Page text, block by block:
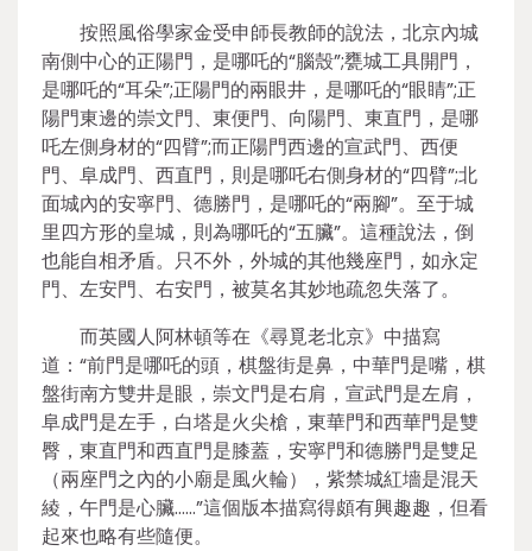
按照風俗學家金受申師長教師的說法，北京內城
南側中心的正陽門，是哪吒的“腦殼”;甕城工具開門，
是哪吒的“耳朵”;正陽門的兩眼井，是哪吒的“眼睛”;正
陽門東邊的崇文門、東便門、向陽門、東直門，是哪
吒左側身材的“四臂”;而正陽門西邊的宣武門、西便
門、阜成門、西直門，則是哪吒右側身材的“四臂”;北
面城內的安寧門、德勝門，是哪吒的“兩腳”。至于城
里四方形的皇城，則為哪吒的“五臟”。這種說法，倒
也能自相矛盾。只不外，外城的其他幾座門，如永定
門、左安門、右安門，被莫名其妙地疏忽失落了。
而英國人阿林頓等在《尋覓老北京》中描寫
道：“前門是哪吒的頭，棋盤街是鼻，中華門是嘴，棋
盤街南方雙井是眼，崇文門是右肩，宣武門是左肩，
阜成門是左手，白塔是火尖槍，東華門和西華門是雙
臀，東直門和西直門是膝蓋，安寧門和德勝門是雙足
（兩座門之內的小廟是風火輪），紫禁城紅墻是混天
綾，午門是心臟……”這個版本描寫得頗有興趣趣，但看
起來也略有些隨便。